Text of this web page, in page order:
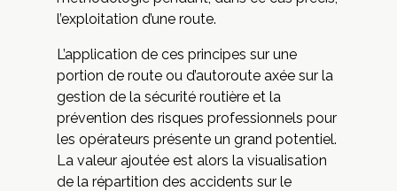
l’exploitation d’une route.
L’application de ces principes sur une
portion de route ou d’autoroute axée sur la
gestion de la sécurité routière et la
prévention des risques professionnels pour
les opérateurs présente un grand potentiel.
La valeur ajoutée est alors la visualisation
de la répartition des accidents sur le